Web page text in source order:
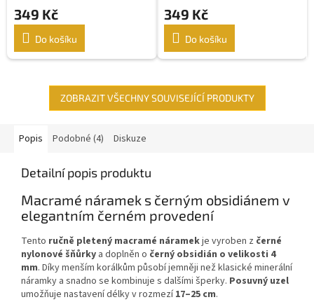
349 Kč
Do košíku
349 Kč
Do košíku
ZOBRAZIT VŠECHNY SOUVISEJÍCÍ PRODUKTY
Popis Podobné (4) Diskuze
Detailní popis produktu
Macramé náramek s černým obsidiánem v
elegantním černém provedení
Tento ručně pletený macramé náramekje vyroben z černé
nylonové šňůrky a doplněn o černý obsidián o velikosti 4
mm. Díky menším korálkům působí jemněji než klasické minerální
náramky a snadno se kombinuje s dalšími šperky. Posuvný uzel
umožňuje nastavení délky v rozmezí17–25 cm.